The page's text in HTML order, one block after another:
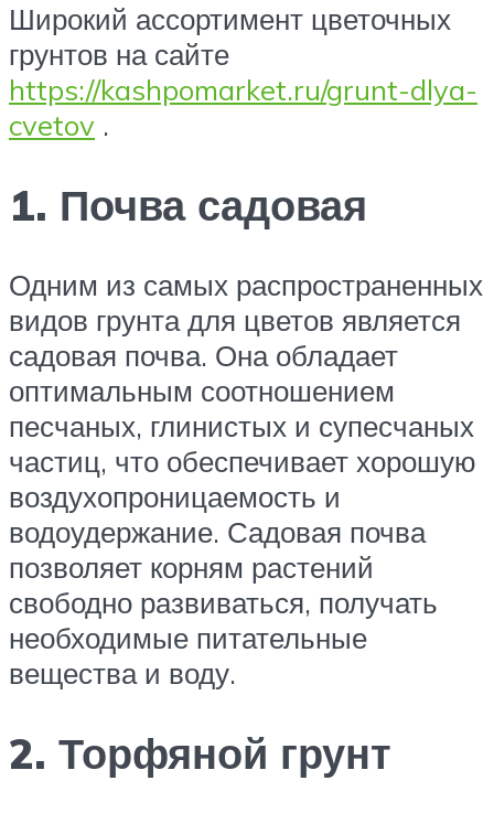
Широкий ассортимент цветочных
грунтов на сайте
https://kashpomarket.ru/grunt-dlya-
cvetov .
1. Почва садовая
Одним из самых распространенных
видов грунта для цветов является
садовая почва. Она обладает
оптимальным соотношением
песчаных, глинистых и супесчаных
частиц, что обеспечивает хорошую
воздухопроницаемость и
водоудержание. Садовая почва
позволяет корням растений
свободно развиваться, получать
необходимые питательные
вещества и воду.
2. Торфяной грунт